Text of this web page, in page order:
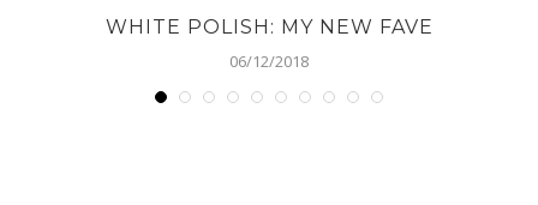
WHITE POLISH: MY NEW FAVE
06/12/2018